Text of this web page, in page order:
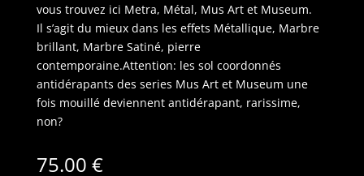
vous trouvez ici Metra, Métal, Mus Art et Museum.
Il s’agit du mieux dans les effets Métallique, Marbre
brillant, Marbre Satiné, pierre
contemporaine.Attention: les sol coordonnés
antidérapants des series Mus Art et Museum une
fois mouillé deviennent antidérapant, rarissime,
non?
75.00 €